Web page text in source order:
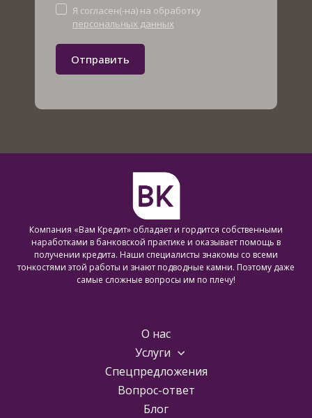
Отправить
Я согласен(-на) на обработку
персональных данных
Компания «Вам Кредит» обладает и гордится собственными
наработками в банковской практике и оказывает помощь в
получении кредита. Наши специалисты знакомы со всеми
тонкостями этой работы и знают подводные камни. Поэтому даже
самые сложные вопросы им по плечу!
О нас
Услуги
Спецпредложения
Вопрос-ответ
Блог